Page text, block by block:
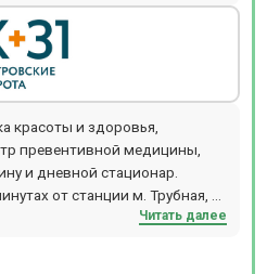
красоты и здоровья,
превентивной медицины,
и дневной стационар.
от станции м. Трубная, м.
Читать далее